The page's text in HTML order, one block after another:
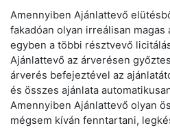
Amennyiben Ajánlattevő
fakadóan olyan irreálisan magas
egyben a többi résztvevő
Ajánlattevő az árverésen
árverés befejeztével az
és összes ajánlata
Amennyiben Ajánlattevő olyan
mégsem kíván fenntartani,